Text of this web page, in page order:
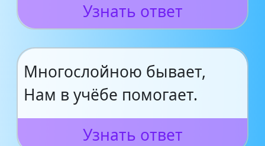
Узнать ответ
Многослойною бывает,
Нам в учёбе помогает.
Узнать ответ